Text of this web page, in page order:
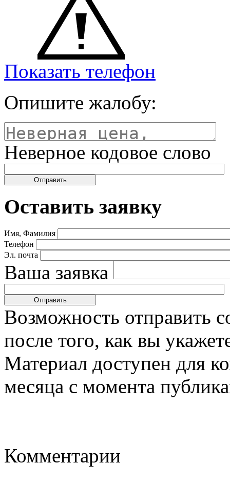
Показать телефон
Опишите жалобу:
Неверное кодовое слово
Оставить заявку
Имя, Фамилия
Телефон
Эл. почта
Ваша заявка
Возможность отправить
после того, как вы
Материал доступен для
месяца с момента
Комментарии